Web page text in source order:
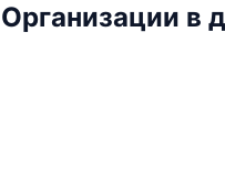
Организации в